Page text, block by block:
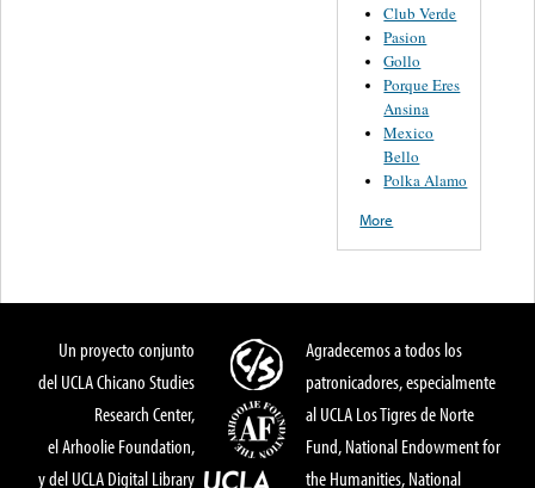
Club Verde
Pasion
Gollo
Porque Eres
Ansina
Mexico
Bello
Polka Alamo
More
Un proyecto conjunto
del UCLA Chicano Studies
Research Center,
el Arhoolie Foundation,
y del UCLA Digital Library
Agradecemos a todos los
patronicadores, especialmente
al UCLA Los Tigres de Norte
Fund, National Endowment for
the Humanities, National